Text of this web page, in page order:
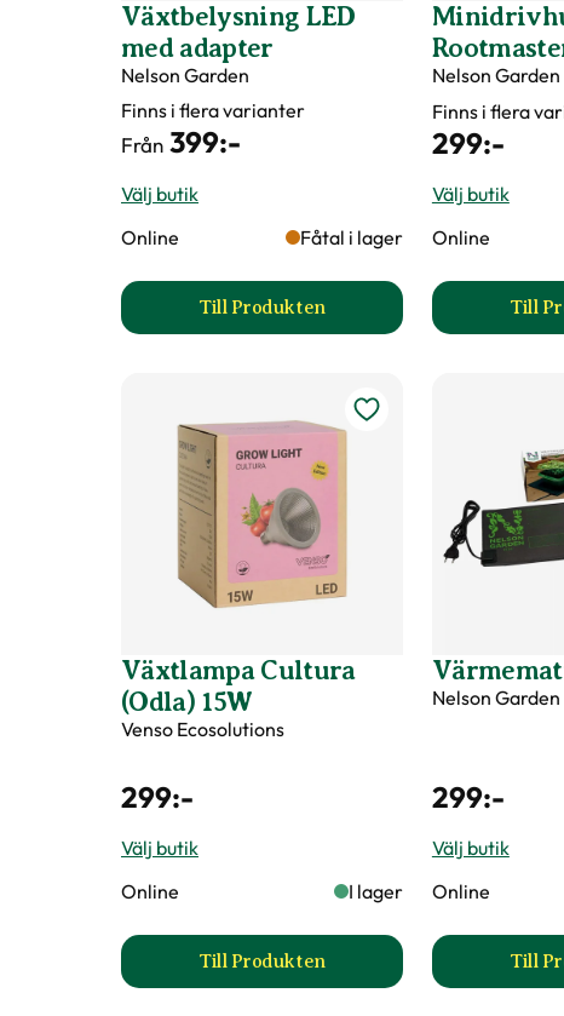
Växtbelysning LED
med adapter
Nelson Garden
Finns i flera varianter
Från 399:-
Välj butik
Online
Fåtal i lager
Till Produkten
till Växtbelysning LED med
Nelson Garden
Finns i flera
299:-
Välj butik
Online
Till
Växtlampa Cultura
(Odla) 15W
Venso Ecosolutions
299:-
Välj butik
Online
I lager
Till Produkten
till Växtlampa Cultura (Odla) 15W
Nelson Garden
299:-
Välj butik
Online
Till